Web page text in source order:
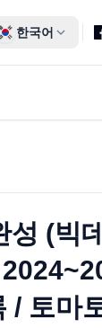
한국어
성 (빅
/ 토마